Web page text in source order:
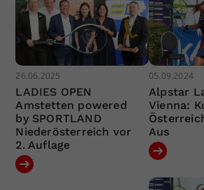
26.06.2025
LADIES OPEN
Amstetten powered
by SPORTLAND
Niederösterreich vor
2. Auflage
05.09.2024
Alpstar
Vienna:
Aus